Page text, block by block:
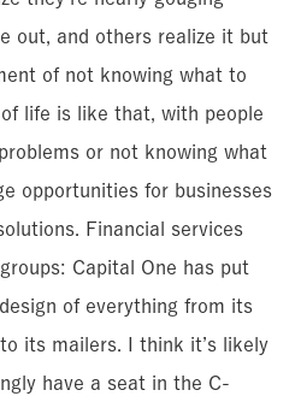
out, and others realize it but
of not knowing what to
life is like that, with people
or not knowing what
opportunities for businesses
Financial services
Capital One has put
of everything from its
its mailers. I think it’s likely
have a seat in the C-